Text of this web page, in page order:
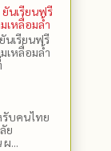
ยันเรียนฟรี
เหลื่อมล้ำ
นเรียนฟรี
เหลื่อมล้ำ
รับคนไทย
ย
...